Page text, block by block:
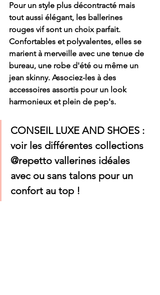
Pour un style plus décontracté mais
tout aussi élégant, les ballerines
rouges vif sont un choix parfait.
Confortables et polyvalentes, elles se
marient à merveille avec une tenue de
bureau, une robe d'été ou même un
jean skinny. Associez-les à des
accessoires assortis pour un look
harmonieux et plein de pep's.
CONSEIL LUXE AND SHOES :
voir les différentes collections
@repetto vallerines idéales
avec ou sans talons pour un
confort au top !